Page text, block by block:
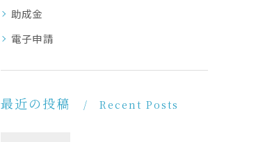
助成金
電子申請
最近の投稿 Recent Posts